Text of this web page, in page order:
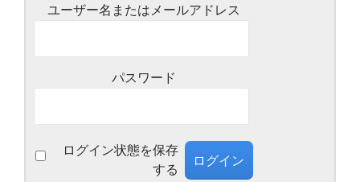
ユーザー名またはメールアドレス
パスワード
ログイン状態を保存
する